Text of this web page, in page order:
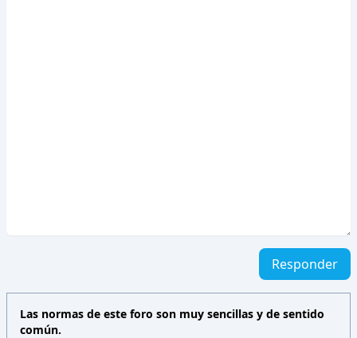
Responder
Las normas de este foro son muy sencillas y de sentido
común.